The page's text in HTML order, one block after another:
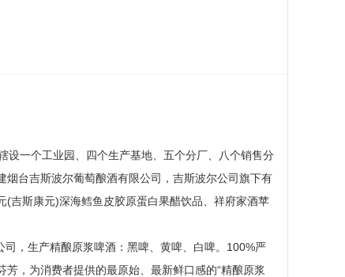
一个工业园、四个生产基地、五个分厂、八个销售分
台吉斯波尔葡萄酿酒有限公司，吉斯波尔公司旗下有
吉斯康元)深海鳕鱼皮胶原蛋白果醋饮品、祥府家酒苹
，生产精酿原浆啤酒：黑啤、黄啤、白啤。100%严
，为消费者提供的最原始、最新鲜口感的“精酿原浆